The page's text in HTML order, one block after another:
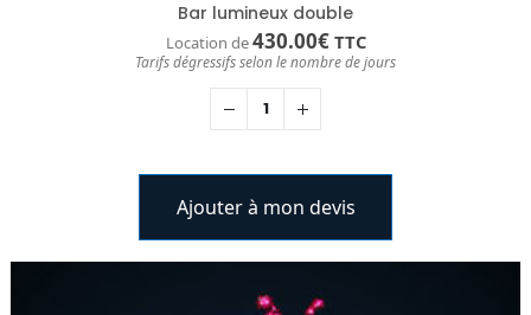
Bar lumineux double
Location de430.00€ TTC
Tarifs dégressifs selon le nombre de jours
Ajouter à mon devis